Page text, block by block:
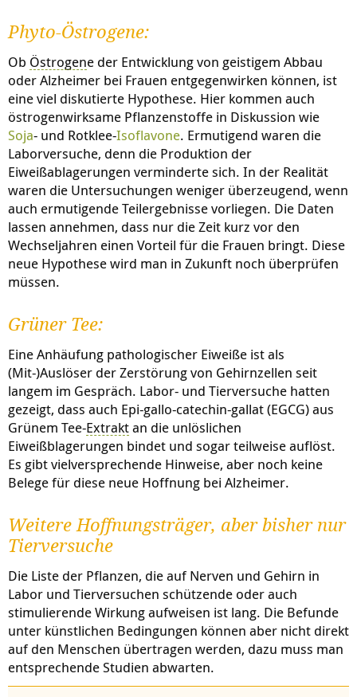
Phyto-Östrogene:
Ob Östrogene der Entwicklung von geistigem Abbau
oder Alzheimer bei Frauen entgegenwirken können, ist
eine viel diskutierte Hypothese. Hier kommen auch
östrogenwirksame Pflanzenstoffe in Diskussion wie
Soja- und Rotklee-Isoflavone. Ermutigend waren die
Laborversuche, denn die Produktion der
Eiweißablagerungen verminderte sich. In der Realität
waren die Untersuchungen weniger überzeugend, wenn
auch ermutigende Teilergebnisse vorliegen. Die Daten
lassen annehmen, dass nur die Zeit kurz vor den
Wechseljahren einen Vorteil für die Frauen bringt. Diese
neue Hypothese wird man in Zukunft noch überprüfen
müssen.
Grüner Tee:
Eine Anhäufung pathologischer Eiweiße ist als
(Mit-)Auslöser der Zerstörung von Gehirnzellen seit
langem im Gespräch. Labor- und Tierversuche hatten
gezeigt, dass auch Epi-gallo-catechin-gallat (EGCG) aus
Grünem Tee-Extraktan die unlöslichen
Eiweißblagerungen bindet und sogar teilweise auflöst.
Es gibt vielversprechende Hinweise, aber noch keine
Belege für diese neue Hoffnung bei Alzheimer.
Weitere Hoffnungsträger, aber bisher nur
Tierversuche
Die Liste der Pflanzen, die auf Nerven und Gehirn in
Labor und Tierversuchen schützende oder auch
stimulierende Wirkung aufweisen ist lang. Die Befunde
unter künstlichen Bedingungen können aber nicht direkt
auf den Menschen übertragen werden, dazu muss man
entsprechende Studien abwarten.